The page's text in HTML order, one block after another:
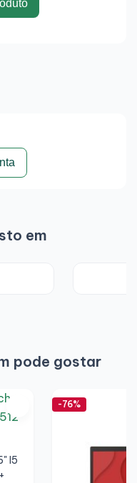
em
pode gostar
I5
-76%